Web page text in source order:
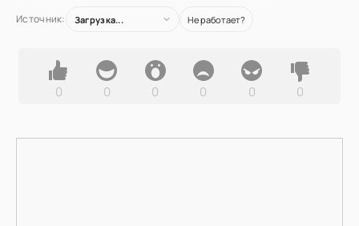
Источник: Загрузка... Не работает?
0 0 0 0 0 0